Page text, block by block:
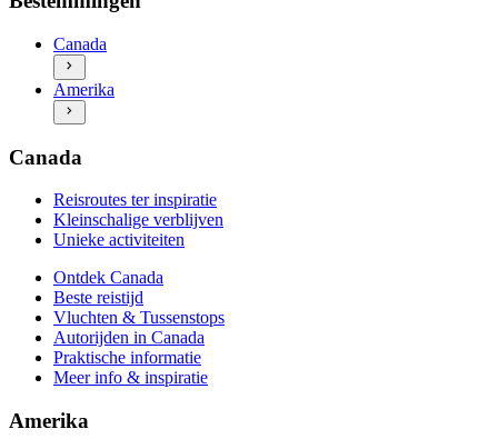
Beste reistijd
Vluchten & Tussenstops
Autorijden in Canada
Praktische informatie
Meer info & inspiratie
Kleinschalige verblijven
Unieke activiteiten
Ontdek Amerika
Beste reistijd
Vluchten & Tussenstops
Praktische informatie
Canada
Amerika
Canada
Reisroutes ter inspiratie
Kleinschalige verblijven
Unieke activiteiten
Ontdek Canada
Beste reistijd
Vluchten & Tussenstops
Autorijden in Canada
Praktische informatie
Meer info & inspiratie
Amerika